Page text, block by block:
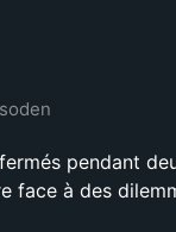
pendant
face à des